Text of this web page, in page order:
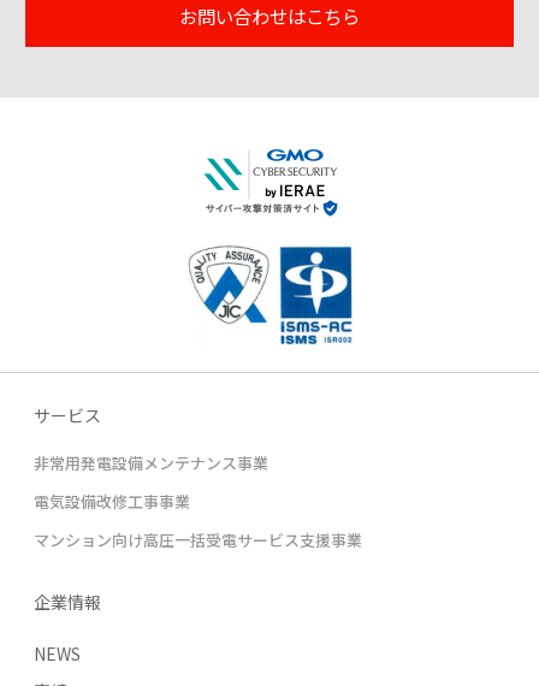
お問い合わせはこちら
サービス
非常用発電設備メンテナンス事業
電気設備改修工事事業
マンション向け高圧一括受電サービス支援事業
企業情報
NEWS